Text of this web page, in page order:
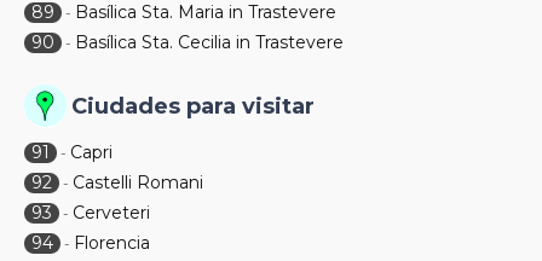
89
- Basílica Sta. Maria in Trastevere
90
- Basílica Sta. Cecilia in Trastevere
Ciudades para visitar
91 - Capri
92 - Castelli Romani
93
- Cerveteri
94 - Florencia